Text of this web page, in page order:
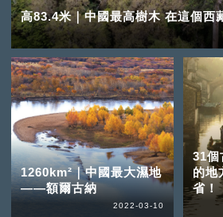
高83.4米｜中國最高樹木 在這個西
1260km²｜中國最大濕地
——額爾古納
2022-03-10
31個
的地
省！